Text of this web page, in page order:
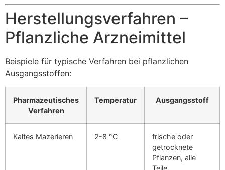
Herstellungsverfahren –
Pflanzliche Arzneimittel
Beispiele für typische Verfahren bei pflanzlichen
Ausgangsstoffen:
Pharmazeutisches
Verfahren
Temperatur Ausgangsstoff
Kaltes Mazerieren 2-8 °C
frische oder
getrocknete
Pflanzen, alle